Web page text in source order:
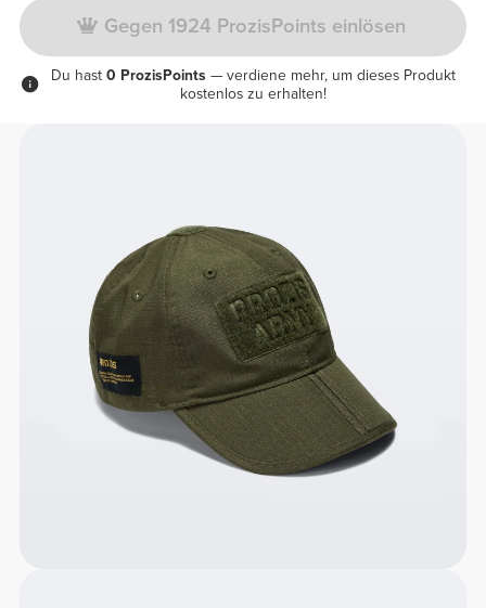
Gegen 1924 ProzisPoints einlösen
Du hast 0 ProzisPoints — verdiene mehr, um dieses Produkt
kostenlos zu erhalten!